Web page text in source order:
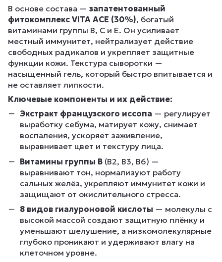
В основе состава — запатентованный
фитокомплекс VITA ACE (30%), богатый
витаминами группы B, C и E. Он усиливает
местный иммунитет, нейтрализует действие
свободных радикалов и укрепляет защитные
функции кожи. Текстура сыворотки —
насыщенный гель, который быстро впитывается и
не оставляет липкости.
Ключевые компоненты и их действие:
Экстракт французского иссопа — регулирует
выработку себума, матирует кожу, снимает
воспаления, ускоряет заживление,
выравнивает цвет и текстуру лица.
Витамины группы B (B2, B3, B6) —
выравнивают тон, нормализуют работу
сальных желёз, укрепляют иммунитет кожи и
защищают от окислительного стресса.
8 видов гиалуроновой кислоты — молекулы с
высокой массой создают защитную плёнку и
уменьшают шелушение, а низкомолекулярные
глубоко проникают и удерживают влагу на
клеточном уровне.